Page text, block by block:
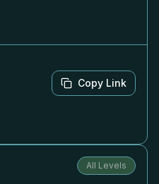
Copy Link
All Levels